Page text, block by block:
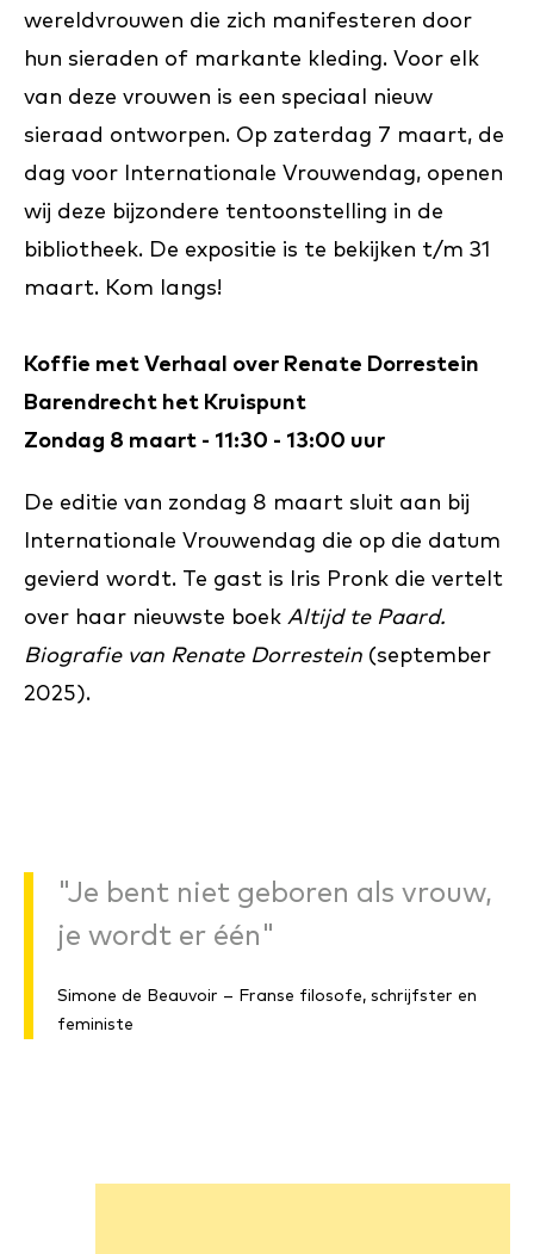
wereldvrouwen die zich manifesteren door
hun sieraden of markante kleding. Voor elk
van deze vrouwen is een speciaal nieuw
sieraad ontworpen. Op zaterdag 7 maart, de
dag voor Internationale Vrouwendag, openen
wij deze bijzondere tentoonstelling in de
bibliotheek. De expositie is te bekijken t/m 31
maart. Kom langs!
Koffie met Verhaal over Renate Dorrestein
Barendrecht het Kruispunt
Zondag 8 maart - 11:30 - 13:00 uur
De editie van zondag 8 maart sluit aan bij
Internationale Vrouwendag die op die datum
gevierd wordt. Te gast is Iris Pronk die vertelt
over haar nieuwste boek Altijd te Paard.
Biografie van Renate Dorrestein (september
2025).
"Je bent niet geboren als vrouw,
je wordt er één"
Simone de Beauvoir – Franse filosofe, schrijfster en
feministe